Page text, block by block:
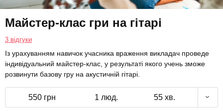
Майстер-клас гри на гітарі
3 відгуки
Із урахуванням навичок учасника враження викладач проведе
індивідуальний майстер-клас, у результаті якого учень зможе
розвинути базову гру на акустичній гітарі.
550 грн 1 люд. 55 хв.